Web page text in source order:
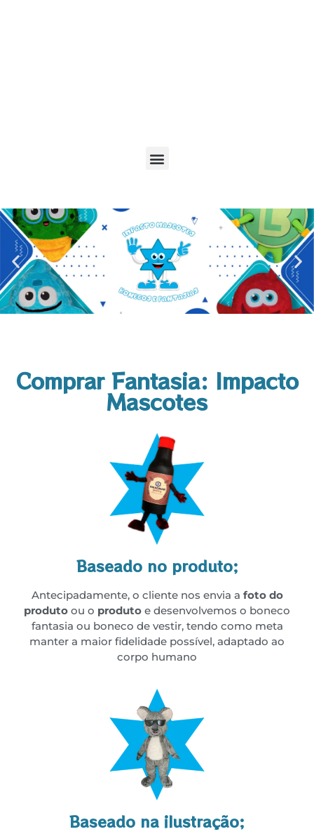
Comprar Fantasia: Impacto
Mascotes
Baseado no produto;
Antecipadamente, o cliente nos envia a foto do
produto ou o produto e desenvolvemos o boneco
fantasia ou boneco de vestir, tendo como meta
manter a maior fidelidade possível, adaptado ao
corpo humano
Baseado na ilustração;